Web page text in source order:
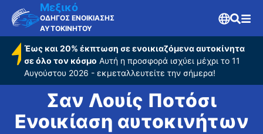
Μεξικό
ΟΔΗΓΟΣ ΕΝΟΙΚΙΑΣΗΣ
ΑΥΤΟΚΙΝΗΤΟΥ
Έως και 20% έκπτωση σε ενοικιαζόμενα αυτοκίνητα
σε όλο τον κόσμο Αυτή η προσφορά ισχύει μέχρι το 11
Αυγούστου 2026 - εκμεταλλευτείτε την σήμερα!
Σαν Λουίς Ποτόσι
Ενοικίαση αυτοκινήτων